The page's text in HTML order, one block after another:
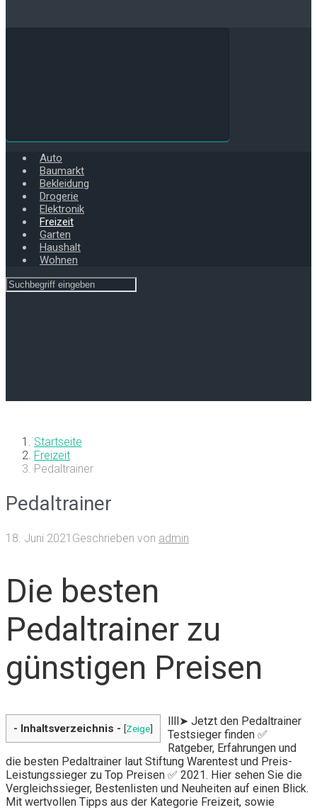
Auto
Baumarkt
Bekleidung
Drogerie
Elektronik
Freizeit
Garten
Haushalt
Wohnen
Startseite
Freizeit
Pedaltrainer
Pedaltrainer
18. Juni 2021 Geschrieben von admin
Die besten
Pedaltrainer zu
günstigen Preisen
- Inhaltsverzeichnis - [Zeige]
llll➤ Jetzt den Pedaltrainer
Testsieger finden ✅
Ratgeber, Erfahrungen und
die besten Pedaltrainer laut Stiftung Warentest und Preis-
Leistungssieger zu Top Preisen ✅ 2021. Hier sehen Sie die
Vergleichssieger, Bestenlisten und Neuheiten auf einen Blick.
Mit wertvollen Tipps aus der Kategorie Freizeit, sowie